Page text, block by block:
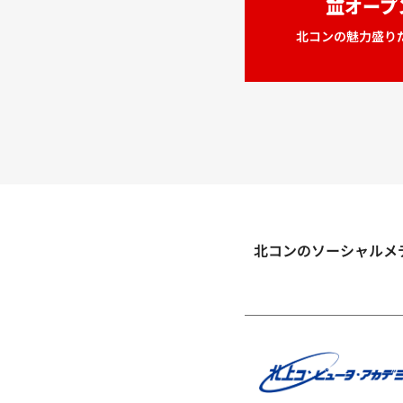
オー
北コンの魅力盛り
北コンのソーシャル